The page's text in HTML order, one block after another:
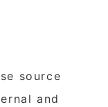
source
and